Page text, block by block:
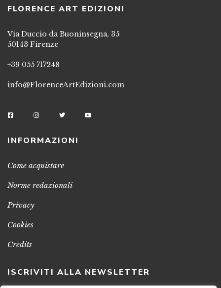
FLORENCE ART EDIZIONI
Via Duccio da Buoninsegna, 35
50143 Firenze
+39 055 717248
info@FlorenceArtEdizioni.com
INFORMAZIONI
Come acquistare
Norme redazionali
Privacy
Cookies
Credits
ISCRIVITI ALLA NEWSLETTER